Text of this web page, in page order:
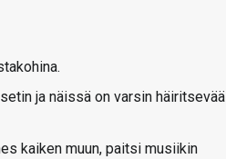
ja näissä on varsin häiritsevää
kaiken muun, paitsi musiikin